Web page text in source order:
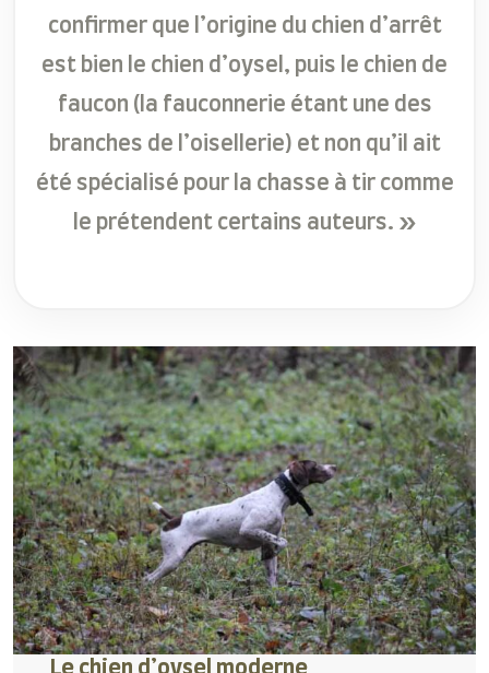
confirmer que l’origine du chien d’arrêt
est bien le chien d’oysel, puis le chien de
faucon (la fauconnerie étant une des
branches de l’oisellerie) et non qu’il ait
été spécialisé pour la chasse à tir comme
le prétendent certains auteurs. »